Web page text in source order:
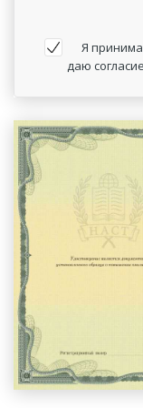
Я
даю